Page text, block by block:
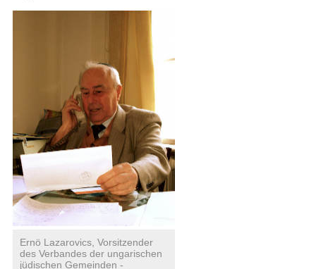
Ernö Lazarovics, Vorsitzender
des Verbandes der ungarischen
jüdischen Gemeinden -